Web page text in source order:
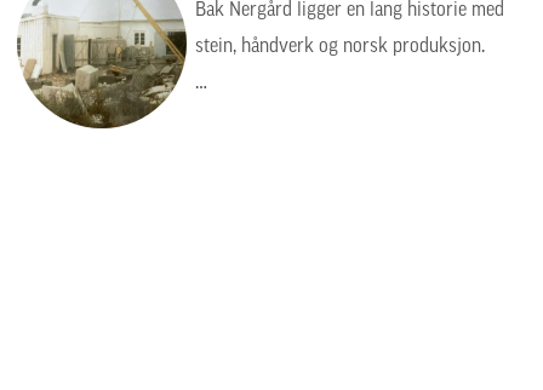
Bak Nergård ligger en lang historie med
stein, håndverk og norsk produksjon.